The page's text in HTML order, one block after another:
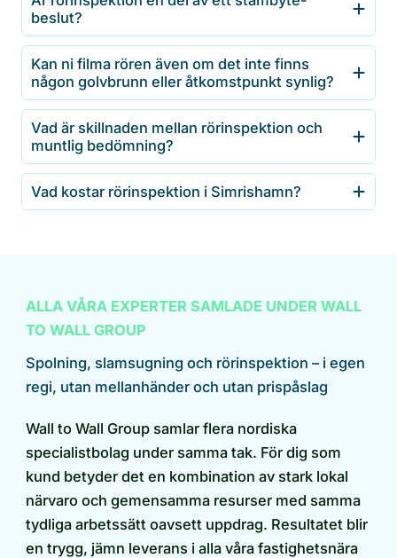
beslut?
Kan ni filma rören även om det inte finns
någon golvbrunn eller åtkomstpunkt synlig?
Vad är skillnaden mellan rörinspektion och
muntlig bedömning?
Vad kostar rörinspektion i Simrishamn?
ALLA VÅRA EXPERTER SAMLADE UNDER WALL
TO WALL GROUP
Spolning, slamsugning och rörinspektion – i egen
regi, utan mellanhänder och utan prispåslag
Wall to Wall Group samlar flera nordiska
specialistbolag under samma tak. För dig som
kund betyder det en kombination av stark lokal
närvaro och gemensamma resurser med samma
tydliga arbetssätt oavsett uppdrag. Resultatet blir
en trygg, jämn leverans i alla våra fastighetsnära